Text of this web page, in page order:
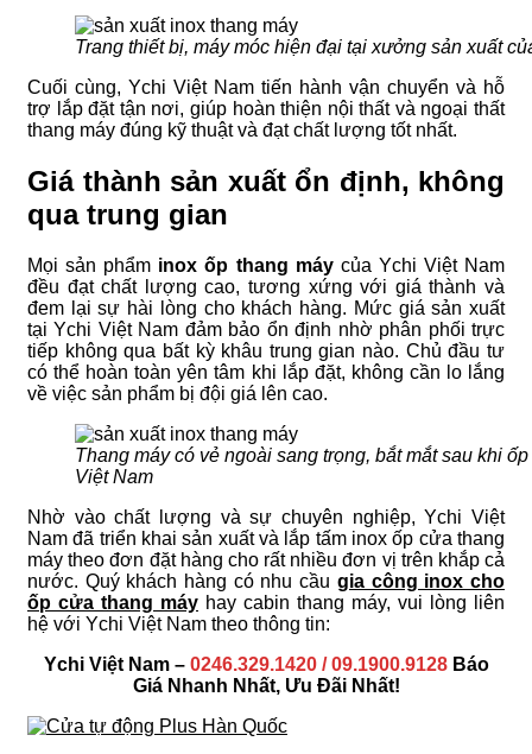
Trang thiết bị, máy móc hiện đại tại xưởng sản xuất
Cuối cùng, Ychi Việt Nam tiến hành vận chuyển và hỗ
trợ lắp đặt tận nơi, giúp hoàn thiện nội thất và ngoại thất
thang máy đúng kỹ thuật và đạt chất lượng tốt nhất.
Giá thành sản xuất ổn định, không
qua trung gian
Mọi sản phẩm inox ốp thang máycủa Ychi Việt Nam
đều đạt chất lượng cao, tương xứng với giá thành và
đem lại sự hài lòng cho khách hàng. Mức giá sản xuất
tại Ychi Việt Nam đảm bảo ổn định nhờ phân phối trực
tiếp không qua bất kỳ khâu trung gian nào. Chủ đầu tư
có thể hoàn toàn yên tâm khi lắp đặt, không cần lo lắng
về việc sản phẩm bị đội giá lên cao.
Thang máy có vẻ ngoài sang trọng, bắt mắt sau khi
Việt Nam
Nhờ vào chất lượng và sự chuyên nghiệp, Ychi Việt
Nam đã triển khai sản xuất và lắp tấm inox ốp cửa thang
máy theo đơn đặt hàng cho rất nhiều đơn vị trên khắp cả
nước. Quý khách hàng có nhu cầu gia công inox cho
ốp cửa thang máy hay cabin thang máy, vui lòng liên
hệ với Ychi Việt Nam theo thông tin:
Ychi Việt Nam – 0246.329.1420 / 09.1900.9128Báo
Giá Nhanh Nhất, Ưu Đãi Nhất!